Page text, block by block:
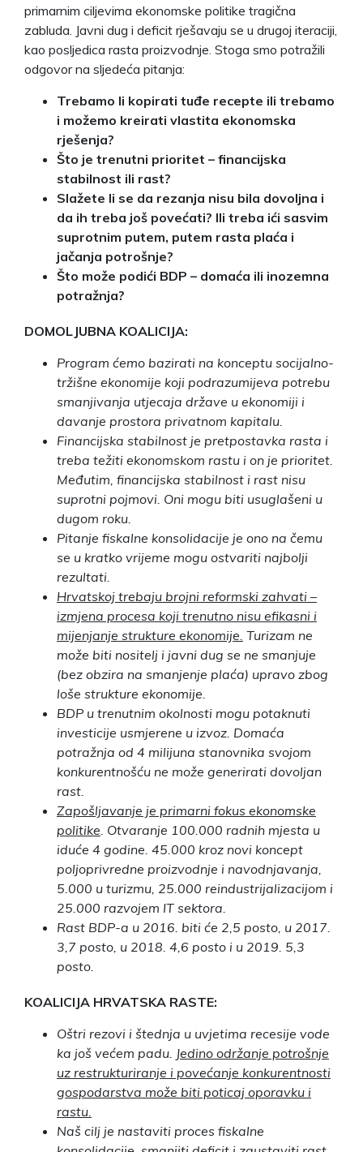
primarnim ciljevima ekonomske politike tragična
zabluda. Javni dug i deficit rješavaju se u drugoj iteraciji,
kao posljedica rasta proizvodnje. Stoga smo potražili
odgovor na sljedeća pitanja:
Trebamo li kopirati tuđe recepte ili trebamo
i možemo kreirati vlastita ekonomska
rješenja?
Što je trenutni prioritet – financijska
stabilnost ili rast?
Slažete li se da rezanja nisu bila dovoljna i
da ih treba još povećati? Ili treba ići sasvim
suprotnim putem, putem rasta plaća i
jačanja potrošnje?
Što može podići BDP – domaća ili inozemna
potražnja?
DOMOLJUBNA KOALICIJA:
Program ćemo bazirati na konceptu socijalno-
tržišne ekonomije koji podrazumijeva potrebu
smanjivanja utjecaja države u ekonomiji i
davanje prostora privatnom kapitalu.
Financijska stabilnost je pretpostavka rasta i
treba težiti ekonomskom rastu i on je prioritet.
Međutim, financijska stabilnost i rast nisu
suprotni pojmovi. Oni mogu biti usuglašeni u
dugom roku.
Pitanje fiskalne konsolidacije je ono na čemu
se u kratko vrijeme mogu ostvariti najbolji
rezultati.
Hrvatskoj trebaju brojni reformski zahvati –
izmjena procesa koji trenutno nisu efikasni i
mijenjanje strukture ekonomije. Turizam ne
može biti nositelj i javni dug se ne smanjuje
(bez obzira na smanjenje plaća) upravo zbog
loše strukture ekonomije.
BDP u trenutnim okolnosti mogu potaknuti
investicije usmjerene u izvoz. Domaća
potražnja od 4 milijuna stanovnika svojom
konkurentnošću ne može generirati dovoljan
rast.
Zapošljavanje je primarni fokus ekonomske
politike . Otvaranje 100.000 radnih mjesta u
iduće 4 godine. 45.000 kroz novi koncept
poljoprivredne proizvodnje i navodnjavanja,
5.000 u turizmu, 25.000 reindustrijalizacijom i
25.000 razvojem IT sektora.
Rast BDP-a u 2016. biti će 2,5 posto, u 2017.
3,7 posto, u 2018. 4,6 posto i u 2019. 5,3
posto.
KOALICIJA HRVATSKA RASTE:
Oštri rezovi i štednja u uvjetima recesije vode
ka još većem padu. Jedino održanje potrošnje
uz restrukturiranje i povećanje konkurentnosti
gospodarstva može biti poticaj oporavku i
rastu.
Naš cilj je nastaviti proces fiskalne